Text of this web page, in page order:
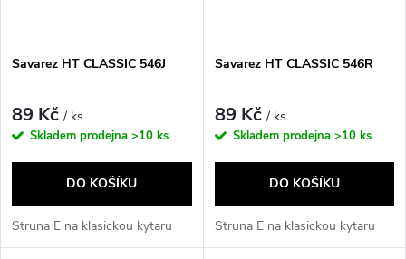
Savarez HT CLASSIC 546J
89 Kč/ ks
Skladem prodejna >10 ks
DO KOŠÍKU
Struna E na klasickou kytaru
Savarez HT CLASSIC 546R
89 Kč/ ks
Skladem prodejna >10 ks
DO KOŠÍKU
Struna E na klasickou kytaru